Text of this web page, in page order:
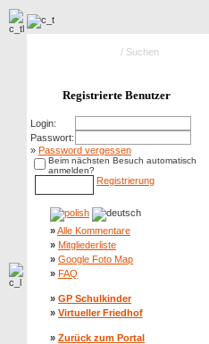
/ Suchen
Registrierte Benutzer
Login:
Passwort:
» Password vergessen
Beim nächsten Besuch automatisch
anmelden?
Registrierung
»Alle Kommentare
» Mitgliederliste
» Google Foto Map
» FAQ
» GP Schulkinder
» Virtueller Friedhof
» Zurück zum Portal